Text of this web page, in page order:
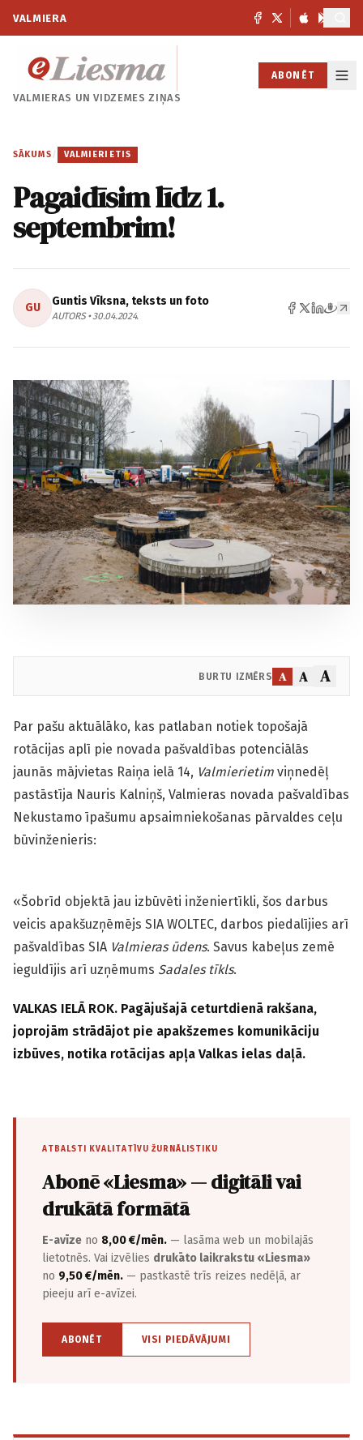
VALMIERA
VALMIERAS UNVIDZEMES ZIŅAS
ABONĒT
SĀKUMS / VALMIERIETIS
Pagaidīsim līdz 1.
septembrim!
GU Guntis Vīksna, teksts un foto
AUTORS • 30.04.2024.
BURTU IZMĒRS A A A
Par pašu aktuālāko, kas patlaban notiek topošajā
rotācijas aplī pie novada pašvaldības potenciālās
jaunās mājvietas Raiņa ielā 14, Valmierietim viņnedēļ
pastāstīja Nauris Kalniņš, Valmieras novada pašvaldības
Nekustamo īpašumu apsaimniekošanas pārvaldes ceļu
būv­inženieris:
«Šobrīd objektā jau izbūvēti inženiertīkli, šos darbus
veicis apakšuzņēmējs SIA WOLTEC, darbos piedalījies arī
pašvaldības SIA Valmieras ūdens. Savus kabeļus zemē
ieguldījis arī uzņēmums Sadales tīkls.
VALKAS IELĀ ROK. Pagājušajā ceturtdienā rakšana,
joprojām strādājot pie apakšzemes komunikāciju
izbūves, notika rotācijas apļa Valkas ielas daļā.
ATBALSTI KVALITATĪVU ŽURNĀLISTIKU
Abonē «Liesma» — digitāli vai
drukātā formātā
E-avīze no 8,00 €/mēn. — lasāma web un mobilajās
lietotnēs. Vai izvēlies drukāto laikrakstu «Liesma»
no 9,50 €/mēn. — pastkastē trīs reizes nedēļā, ar
pieeju arī e-avīzei.
ABONĒT VISI PIEDĀVĀJUMI